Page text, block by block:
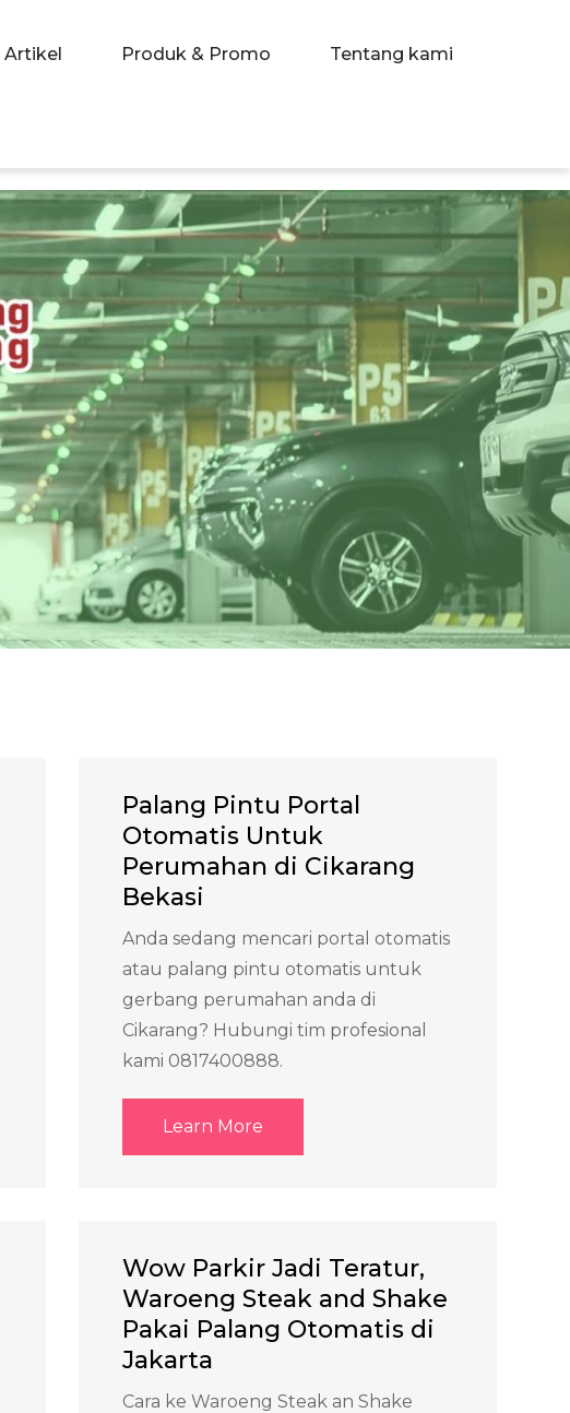
Artikel Produk & Promo Tentang kami
Palang Pintu Portal
Otomatis Untuk
Perumahan di Cikarang
Bekasi
Anda sedang mencari portal otomatis
atau palang pintu otomatis untuk
gerbang perumahan anda di
Cikarang? Hubungi tim profesional
kami 0817400888.
Learn More
Wow Parkir Jadi Teratur,
Waroeng Steak and Shake
Pakai Palang Otomatis di
Jakarta
Cara ke Waroeng Steak an Shake